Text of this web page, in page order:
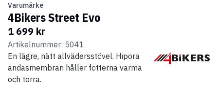
Varumärke
4Bikers Street Evo
1 699 kr
Artikelnummer: 5041
En lägre, nätt allvädersstövel. Hipora
andasmembran håller fötterna varma
och torra.